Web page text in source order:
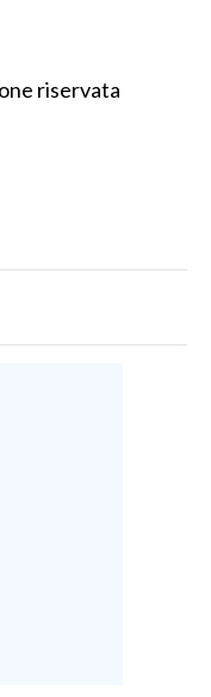
riservata